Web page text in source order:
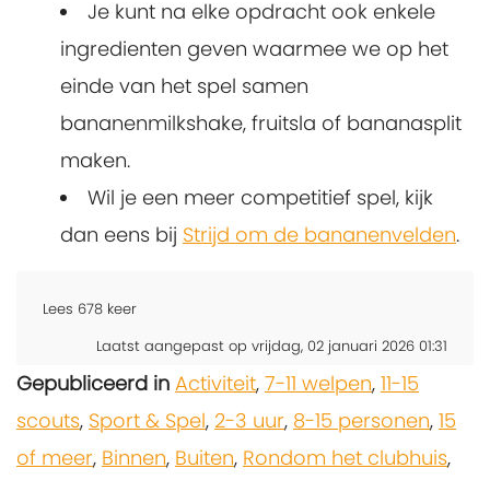
Je kunt na elke opdracht ook enkele
ingredienten geven waarmee we op het
einde van het spel samen
bananenmilkshake, fruitsla of bananasplit
maken.
Wil je een meer competitief spel, kijk
dan eens bij Strijd om de bananenvelden.
Lees 678 keer
Laatst aangepast op vrijdag, 02 januari 2026 01:31
Gepubliceerd in Activiteit, 7-11 welpen, 11-15
scouts, Sport & Spel, 2-3 uur, 8-15 personen, 15
of meer, Binnen, Buiten, Rondom het clubhuis,